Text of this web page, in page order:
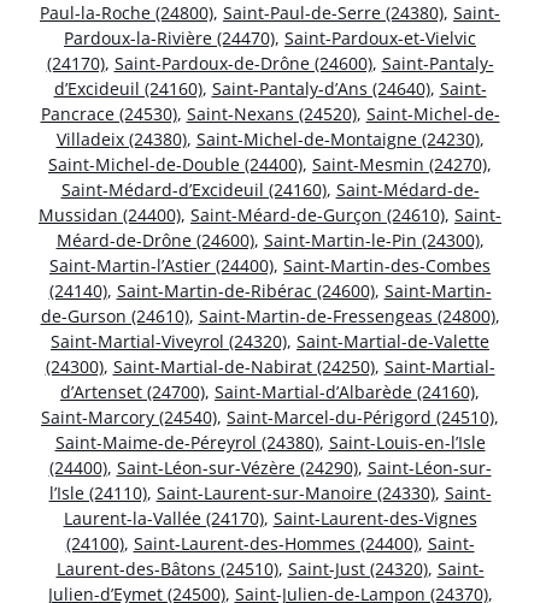
Paul-la-Roche (24800), Saint-Paul-de-Serre (24380), Saint-
Pardoux-la-Rivière (24470), Saint-Pardoux-et-Vielvic
(24170), Saint-Pardoux-de-Drône (24600), Saint-Pantaly-
d’Excideuil (24160), Saint-Pantaly-d’Ans (24640), Saint-
Pancrace (24530), Saint-Nexans (24520), Saint-Michel-de-
Villadeix (24380), Saint-Michel-de-Montaigne (24230),
Saint-Michel-de-Double (24400), Saint-Mesmin (24270),
Saint-Médard-d’Excideuil (24160), Saint-Médard-de-
Mussidan (24400), Saint-Méard-de-Gurçon (24610), Saint-
Méard-de-Drône (24600), Saint-Martin-le-Pin (24300),
Saint-Martin-l’Astier (24400), Saint-Martin-des-Combes
(24140), Saint-Martin-de-Ribérac (24600), Saint-Martin-
de-Gurson (24610), Saint-Martin-de-Fressengeas (24800),
Saint-Martial-Viveyrol (24320), Saint-Martial-de-Valette
(24300), Saint-Martial-de-Nabirat (24250), Saint-Martial-
d’Artenset (24700), Saint-Martial-d’Albarède (24160),
Saint-Marcory (24540), Saint-Marcel-du-Périgord (24510),
Saint-Maime-de-Péreyrol (24380), Saint-Louis-en-l’Isle
(24400), Saint-Léon-sur-Vézère (24290), Saint-Léon-sur-
l’Isle (24110), Saint-Laurent-sur-Manoire (24330), Saint-
Laurent-la-Vallée (24170), Saint-Laurent-des-Vignes
(24100), Saint-Laurent-des-Hommes (24400), Saint-
Laurent-des-Bâtons (24510), Saint-Just (24320), Saint-
Julien-d’Eymet (24500), Saint-Julien-de-Lampon (24370),